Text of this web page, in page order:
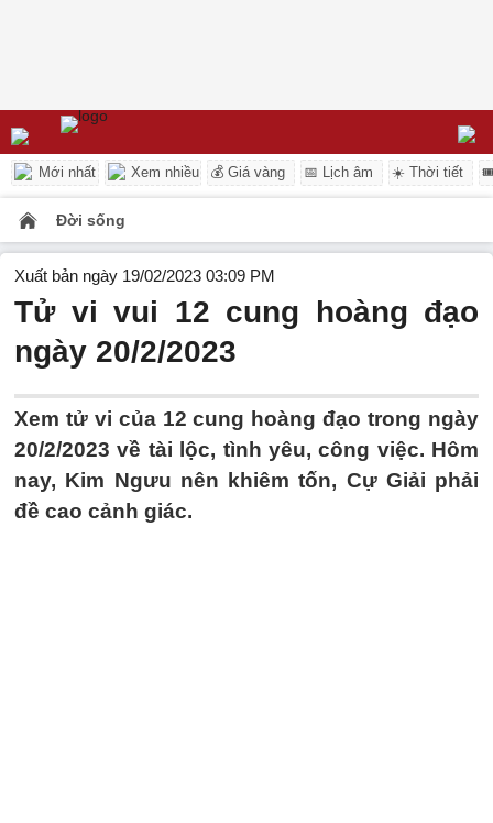
Mới nhất Xem nhiều 💰 Giá vàng 📅 Lịch âm ☀️ Thời tiết
Đời sống
Xuất bản ngày 19/02/2023 03:09 PM
Tử vi vui 12 cung hoàng đạo
ngày 20/2/2023
Xem tử vi của 12 cung hoàng đạo trong ngày
20/2/2023 về tài lộc, tình yêu, công việc. Hôm
nay, Kim Ngưu nên khiêm tốn, Cự Giải phải
đề cao cảnh giác.